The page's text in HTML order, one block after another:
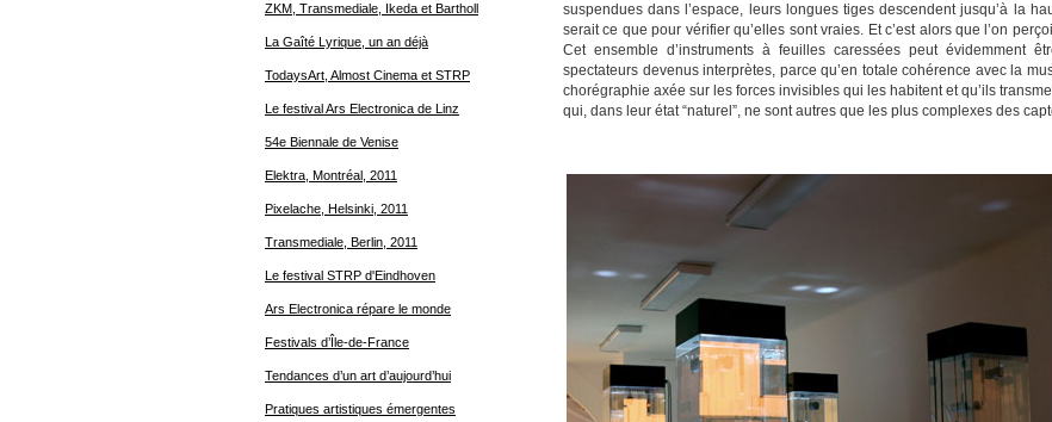
ZKM, Transmediale, Ikeda et Bartholl
La Gaîté Lyrique, un an déjà
TodaysArt, Almost Cinema et STRP
Le festival Ars Electronica de Linz
54e Biennale de Venise
Elektra, Montréal, 2011
Pixelache, Helsinki, 2011
Transmediale, Berlin, 2011
Le festival STRP d'Eindhoven
Ars Electronica répare le monde
Festivals d’Île-de-France
Tendances d’un art d’aujourd’hui
Pratiques artistiques émergentes
suspendues dans l’espace, leurs longues tiges descendent jusqu’à la
serait ce que pour vérifier qu’elles sont vraies. Et c’est alors que l’on
Cet ensemble d’instruments à feuilles caressées peut évidemment
spectateurs devenus interprètes, parce qu’en totale cohérence avec la
chorégraphie axée sur les forces invisibles qui les habitent et qu’ils
qui, dans leur état “naturel”, ne sont autres que les plus complexes des